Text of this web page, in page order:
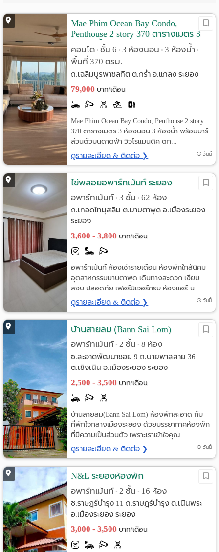
Mae Phim Ocean Bay Condo,
Penthouse 2 story 370 ตารางเมตร 3
นอน 3 น้ำ พร้อมบาร์ส่วนตัวบนดาดฟ้า
คอนโด • ชั้น 6 • 3 ห้องนอน • 3 ห้องน้ำ •
พื้นที่ 370 ตรม.
ถ.เฉลิมบูรพาชลทิต ต.กร่ำ อ.แกลง ระยอง
79,000 บาท/เดือน
Mae Phim Ocean Bay Condo, Penthouse 2 story
370 ตารางเมตร 3 ห้องนอน 3 ห้องน้ำ พร้อมบาร์
ส่วนตัวบนดาดฟ้า วิวโรแมนติค ตก...
ดูรายละเอียด & ติดต่อ ❯ วันนี้
ไข่พลอยอพาร์ทเม้นท์ ระยอง
อพาร์ทเม้นท์ • 3 ชั้น • 62 ห้อง
ถ.เทอดไทมุสลิม ต.มาบตาพุด อ.เมืองระยอง
ระยอง
3,600 - 3,800 บาท/เดือน
อพาร์ทเม้นท์ ห้องเช่ารายเดือน ห้องพักใกล้นิคม
อุตสาหกรรมมาบตาพุด เดินทางสะดวก เงียบ
สงบ ปลอดภัย เฟอร์นิเจอร์ครบ ห้องแอร์-น...
ดูรายละเอียด & ติดต่อ ❯ วันนี้
บ้านสายลม (ฺBann Sai Lom)
อพาร์ทเม้นท์ • 2 ชั้น • 8 ห้อง
ซ.สะอาดพัฒนาซอย 9 ถ.บายพาสสาย 36
ต.เชิงเนิน อ.เมืองระยอง ระยอง
2,500 - 3,500 บาท/เดือน
บ้านสายลม(Bann Sai Lom) ห้องพักสะอาด กับ
ที่พักใจกลางเมืองระยอง ด้วยบรรยากาศห้องพัก
ที่มีความเป็นส่วนตัว เพราะเราเข้าใจคุณ
ดูรายละเอียด & ติดต่อ ❯ วันนี้
N&L ระยองห้องพัก
อพาร์ทเม้นท์ • 2 ชั้น • 16 ห้อง
ซ.ราษฎร์บำรุง 11 ถ.ราษฎร์บำรุง ต.เนินพระ
อ.เมืองระยอง ระยอง
3,000 - 3,500 บาท/เดือน